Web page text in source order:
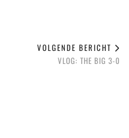
VOLGENDE BERICHT
VLOG: THE BIG 3-0